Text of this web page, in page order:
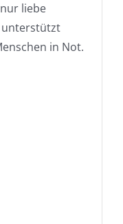
liebe
unterstützt
in Not.